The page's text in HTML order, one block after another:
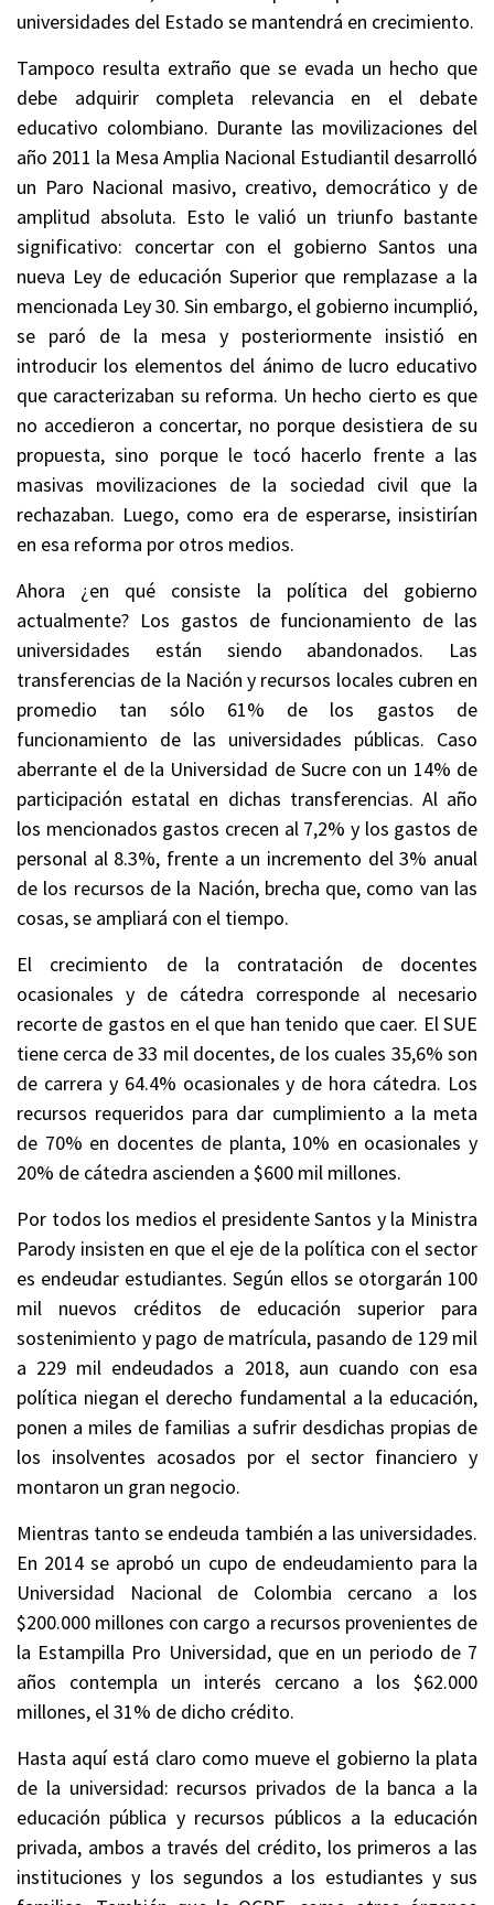
universidades del Estado se mantendrá en crecimiento.
Tampoco resulta extraño que se evada un hecho que
debe adquirir completa relevancia en el debate
educativo colombiano. Durante las movilizaciones del
año 2011 la Mesa Amplia Nacional Estudiantil desarrolló
un Paro Nacional masivo, creativo, democrático y de
amplitud absoluta. Esto le valió un triunfo bastante
significativo: concertar con el gobierno Santos una
nueva Ley de educación Superior que remplazase a la
mencionada Ley 30. Sin embargo, el gobierno incumplió,
se paró de la mesa y posteriormente insistió en
introducir los elementos del ánimo de lucro educativo
que caracterizaban su reforma. Un hecho cierto es que
no accedieron a concertar, no porque desistiera de su
propuesta, sino porque le tocó hacerlo frente a las
masivas movilizaciones de la sociedad civil que la
rechazaban. Luego, como era de esperarse, insistirían
en esa reforma por otros medios.
Ahora ¿en qué consiste la política del gobierno
actualmente? Los gastos de funcionamiento de las
universidades están siendo abandonados. Las
transferencias de la Nación y recursos locales cubren en
promedio tan sólo 61% de los gastos de
funcionamiento de las universidades públicas. Caso
aberrante el de la Universidad de Sucre con un 14% de
participación estatal en dichas transferencias. Al año
los mencionados gastos crecen al 7,2% y los gastos de
personal al 8.3%, frente a un incremento del 3% anual
de los recursos de la Nación, brecha que, como van las
cosas, se ampliará con el tiempo.
El crecimiento de la contratación de docentes
ocasionales y de cátedra corresponde al necesario
recorte de gastos en el que han tenido que caer. El SUE
tiene cerca de 33 mil docentes, de los cuales 35,6% son
de carrera y 64.4% ocasionales y de hora cátedra. Los
recursos requeridos para dar cumplimiento a la meta
de 70% en docentes de planta, 10% en ocasionales y
20% de cátedra ascienden a $600 mil millones.
Por todos los medios el presidente Santos y la Ministra
Parody insisten en que el eje de la política con el sector
es endeudar estudiantes. Según ellos se otorgarán 100
mil nuevos créditos de educación superior para
sostenimiento y pago de matrícula, pasando de 129 mil
a 229 mil endeudados a 2018, aun cuando con esa
política niegan el derecho fundamental a la educación,
ponen a miles de familias a sufrir desdichas propias de
los insolventes acosados por el sector financiero y
montaron un gran negocio.
Mientras tanto se endeuda también a las universidades.
En 2014 se aprobó un cupo de endeudamiento para la
Universidad Nacional de Colombia cercano a los
$200.000 millones con cargo a recursos provenientes de
la Estampilla Pro Universidad, que en un periodo de 7
años contempla un interés cercano a los $62.000
millones, el 31% de dicho crédito.
Hasta aquí está claro como mueve el gobierno la plata
de la universidad: recursos privados de la banca a la
educación pública y recursos públicos a la educación
privada, ambos a través del crédito, los primeros a las
instituciones y los segundos a los estudiantes y sus